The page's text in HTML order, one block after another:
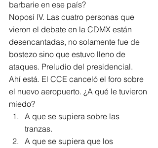
barbarie en ese país?
Noposí IV. Las cuatro personas que
vieron el debate en la CDMX están
desencantadas, no solamente fue de
bostezo sino que estuvo lleno de
ataques. Preludio del presidencial.
Ahí está. El CCE canceló el foro sobre
el nuevo aeropuerto. ¿A qué le tuvieron
miedo?
A que se supiera sobre las
tranzas.
A que se supiera que los